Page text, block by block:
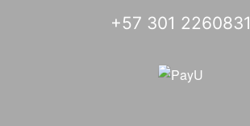
+57 301 2260831